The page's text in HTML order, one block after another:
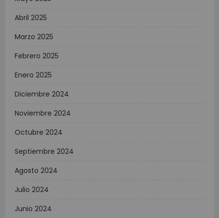
Abril 2025
Marzo 2025
Febrero 2025
Enero 2025
Diciembre 2024
Noviembre 2024
Octubre 2024
Septiembre 2024
Agosto 2024
Julio 2024
Junio 2024